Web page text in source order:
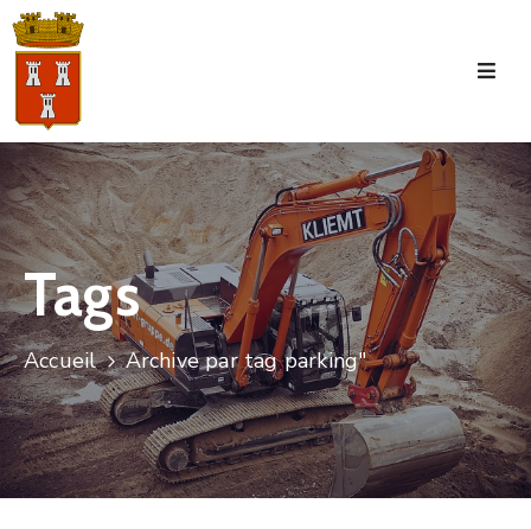
Accueil
La
Commune
Tourisme
Manifestations
Vie
Municipale
Services
Jeunesse
Tags
Accueil Archive par tag parking"